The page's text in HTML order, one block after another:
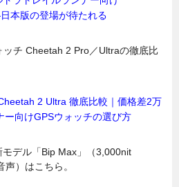
本版の登場が待たれる
チ Cheetah 2 Pro／Ultraの徹底比
2 Ultra 徹底比較｜価格差2万
ー向けGPSウォッチの選び方
デル「Bip Max」（3,000nit
）はこちら。